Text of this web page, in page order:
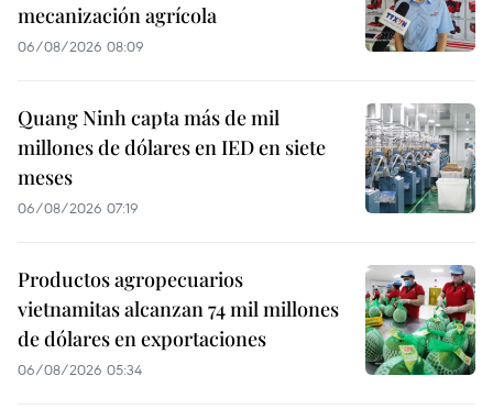
mecanización agrícola
06/08/2026 08:09
Quang Ninh capta más de mil
millones de dólares en IED en siete
meses
06/08/2026 07:19
Productos agropecuarios
vietnamitas alcanzan 74 mil millones
de dólares en exportaciones
06/08/2026 05:34